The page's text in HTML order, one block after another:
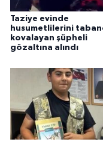
Taziye evinde
husumetlilerini
kovalayan şüpheli
gözaltına alındı